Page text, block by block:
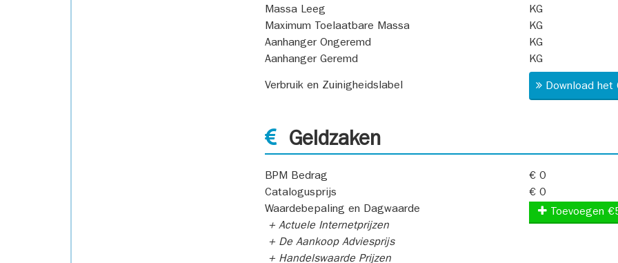
Massa Leeg
KG
Maximum Toelaatbare Massa
KG
Aanhanger Ongeremd
KG
Aanhanger Geremd
KG
Verbruik en Zuinigheidslabel Download
Geldzaken
BPM Bedrag
€ 0
Catalogusprijs
€ 0
Waardebepaling en Dagwaarde
+ Actuele Internetprijzen
+ De Aankoop Adviesprijs
+ Handelswaarde Prijzen
Toevoegen